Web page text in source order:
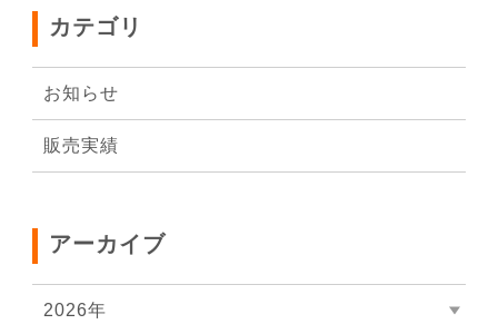
カテゴリ
お知らせ
販売実績
アーカイブ
2026年